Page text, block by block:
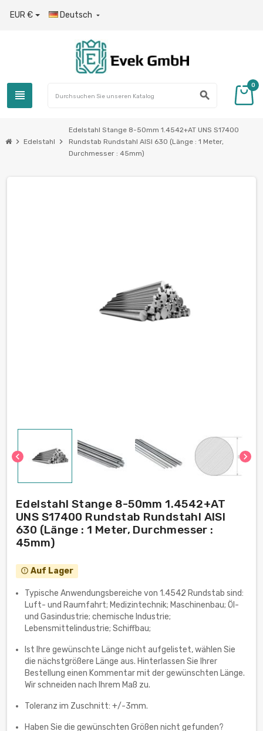
EUR € Deutsch 
view_headline search
0
chevron_right Edelstahl chevron_right
Edelstahl Stange 8-50mm 1.4542+AT UNS S17400
Rundstab Rundstahl AISI 630 (Länge : 1 Meter,
Durchmesser : 45mm)
chevron_left chevron_right
Edelstahl Stange 8-50mm 1.4542+AT
UNS S17400 Rundstab Rundstahl AISI
630 (Länge : 1 Meter, Durchmesser :
45mm)
error_outline Auf Lager
Typische Anwendungsbereiche von 1.4542 Rundstab sind:
Luft- und Raumfahrt; Medizintechnik; Maschinenbau; Öl-
und Gasindustrie; chemische Industrie;
Lebensmittelindustrie; Schiffbau;
Ist Ihre gewünschte Länge nicht aufgelistet, wählen Sie
die nächstgrößere Länge aus. Hinterlassen Sie Ihrer
Bestellung einen Kommentar mit der gewünschten Länge.
Wir schneiden nach Ihrem Maß zu.
Toleranz im Zuschnitt: +/-3mm.
Haben Sie die gewünschten Größen nicht gefunden?